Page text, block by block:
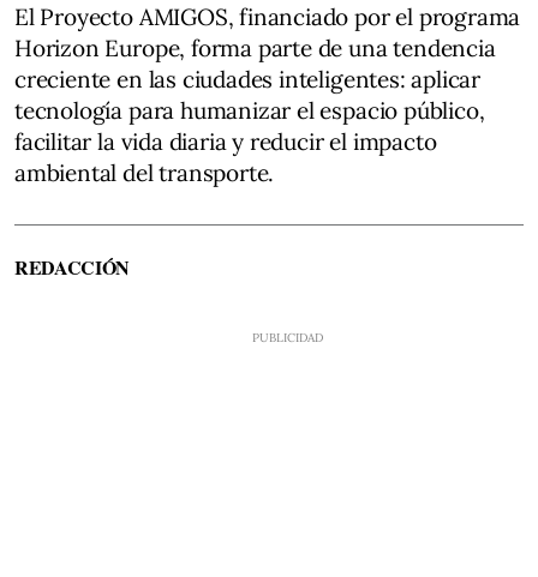
El Proyecto AMIGOS, financiado por el programa
Horizon Europe, forma parte de una tendencia
creciente en las ciudades inteligentes: aplicar
tecnología para humanizar el espacio público,
facilitar la vida diaria y reducir el impacto
ambiental del transporte.
REDACCIÓN